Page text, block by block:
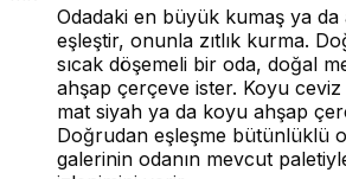
Odadaki en büyük kumaş ya
eşleştir, onunla zıtlık kurma.
sıcak döşemeli bir oda, doğal
ahşap çerçeve ister. Koyu ceviz
mat siyah ya da koyu ahşap
Doğrudan eşleşme bütünlüklü
galerinin odanın mevcut